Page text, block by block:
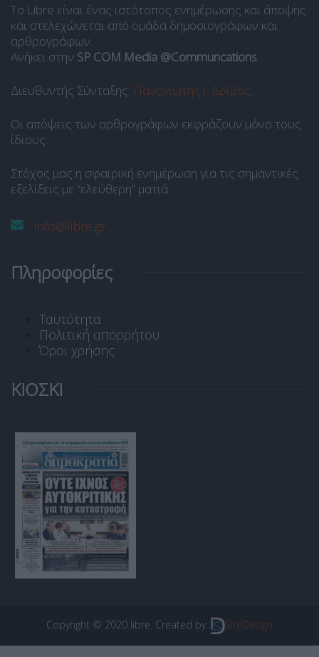
Το Libre είναι ένας ιστότοπος ενημέρωσης και άποψης
και στελεχώνεται από ομάδα δημοσιογράφων και
αρθρογράφων.
Ανήκει στην SP COM Media @Communcations.
Διευθυντής Σύνταξης: Παναγιώτης Ι. Δρίβας.
Οι απόψεις των αρθρογράφων εκφράζουν μόνο τους
ίδιους.
Στόχος μας η σφαιρική ενημέρωση για τις σημαντικές
εξελίξεις με “ελεύθερη” ματιά.
info@libre.gr
Πληροφορίες
Ταυτότητα
Πολιτική απορρήτου
Όροι χρήσης
ΚΙΟΣΚΙ
Copyright © 2020 libre. Created by: SiteDesign